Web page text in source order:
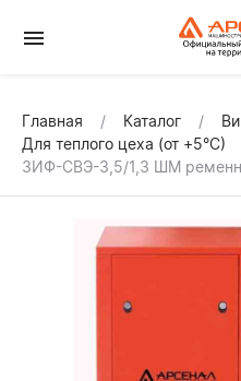
Главная Каталог
Для теплого цеха (от +5°С)
ЗИФ-СВЭ-3,5/1,3 ШМ